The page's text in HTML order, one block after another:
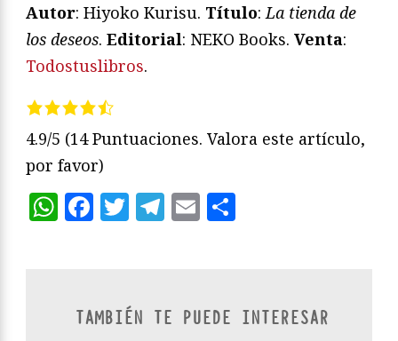
Autor: Hiyoko Kurisu. Título: La tienda de
los deseos. Editorial: NEKO Books. Venta:
Todostuslibros.
4.9/5 (14 Puntuaciones. Valora este artículo,
por favor)
WhatsApp
Facebook
Twitter
Telegram
Email
TAMBIÉN TE PUEDE INTERESAR